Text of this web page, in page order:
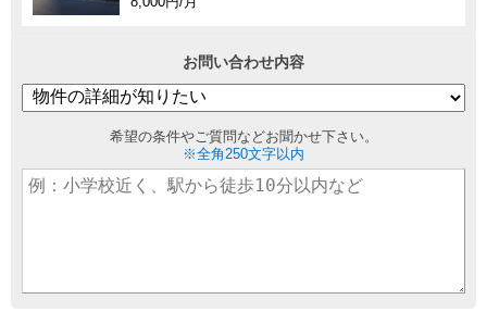
お問い合わせ内容
希望の条件やご質問などお聞かせ下さい。
※全角250文字以内